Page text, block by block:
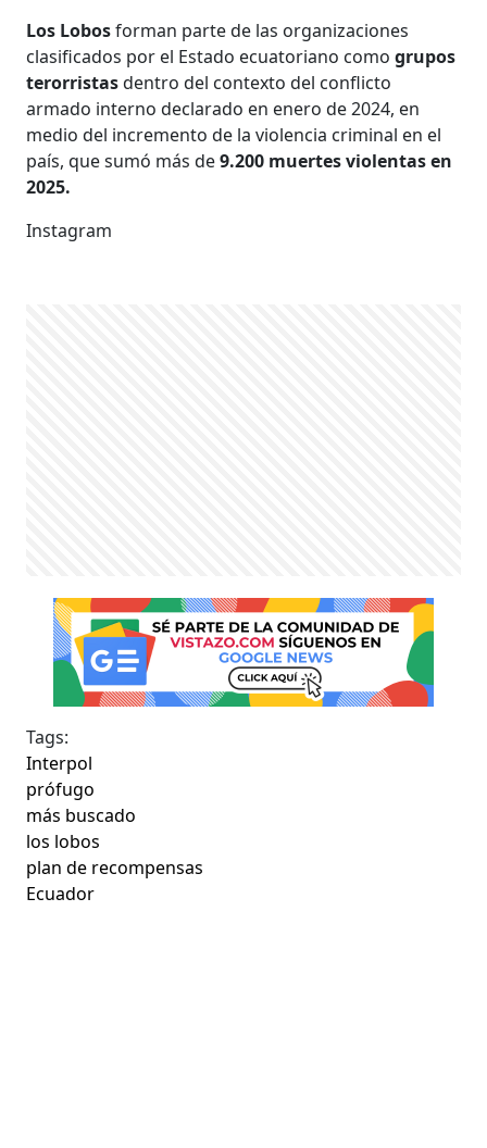
Los Lobosforman parte de las organizaciones
clasificados por el Estado ecuatoriano como grupos
terorristasdentro del contexto del conflicto
armado interno declarado en enero de 2024, en
medio del incremento de la violencia criminal en el
país, que sumó más de9.200 muertes violentas en
2025.
Instagram
Tags:
Interpol
prófugo
más buscado
los lobos
plan de recompensas
Ecuador